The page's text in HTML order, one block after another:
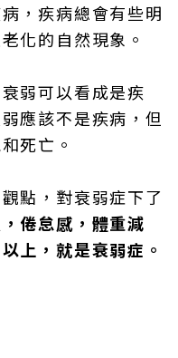
，疾病總會有些明
化的自然現象。
弱可以看成是疾
應該不是疾病，但
死亡。
點，對衰弱症下了
倦怠感，體重減
上，就是衰弱症。